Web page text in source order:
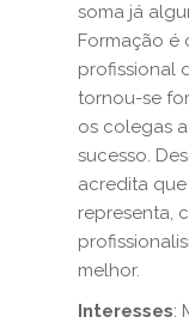
soma já
Formação é
profissional
tornou-se
os colegas
sucesso.
acredita
representa,
melhor.
Interesses: